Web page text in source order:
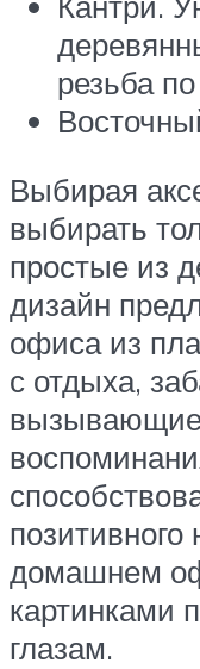
резьба
Выбирая
выбирать
простые из
дизайн
офиса из
с отдыха,
позитивного
домашнем
картинками
глазам.